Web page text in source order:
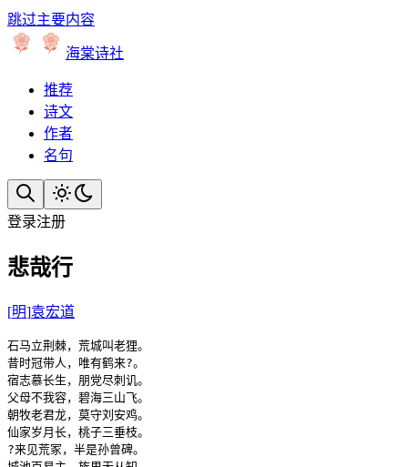
跳过主要内容
海棠诗社
推荐
诗文
作者
名句
登录注册
悲哉行
[明]袁宏道
石马立荆棘，荒城叫老狸。
昔时冠带人，唯有鹤来?。
宿志慕长生，朋党尽刺讥。
父母不我容，碧海三山飞。
朝牧老君龙，莫守刘安鸡。
仙家岁月长，桃子三垂枝。
?来见荒冢，半是孙曾碑。